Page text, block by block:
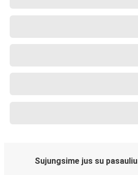
Sujungsime jus su pasauliu